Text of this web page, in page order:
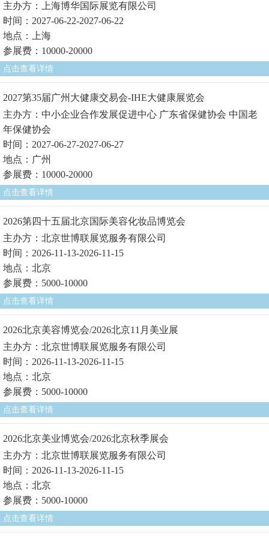
主办方：上海博华国际展览有限公司
时间：2027-06-22-2027-06-22
地点：上海
参展费：10000-20000
点击查看详情
2027第35届广州大健康交易会-IHE大健康展览会
主办方：中小企业合作发展促进中心 广东省保健协会 中国老
年保健协会
时间：2027-06-27-2027-06-27
地点：广州
参展费：10000-20000
点击查看详情
2026第四十五届北京国际美容化妆品博览会
主办方：北京世博联展览服务有限公司
时间：2026-11-13-2026-11-15
地点：北京
参展费：5000-10000
点击查看详情
2026北京美容博览会/2026北京11月美业展
主办方：北京世博联展览服务有限公司
时间：2026-11-13-2026-11-15
地点：北京
参展费：5000-10000
点击查看详情
2026北京美业博览会/2026北京秋季展会
主办方：北京世博联展览服务有限公司
时间：2026-11-13-2026-11-15
地点：北京
参展费：5000-10000
点击查看详情